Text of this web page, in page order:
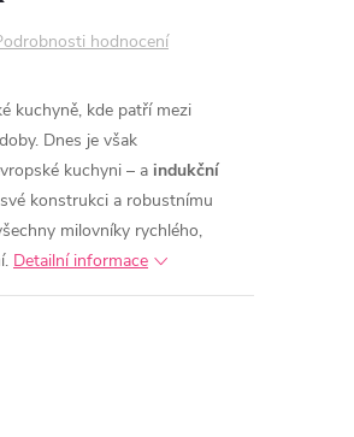
hodnocení
kuchyně, kde patří mezi
Dnes je však
kuchyni – a indukční
konstrukci a robustnímu
milovníky rychlého,
Detailní informace